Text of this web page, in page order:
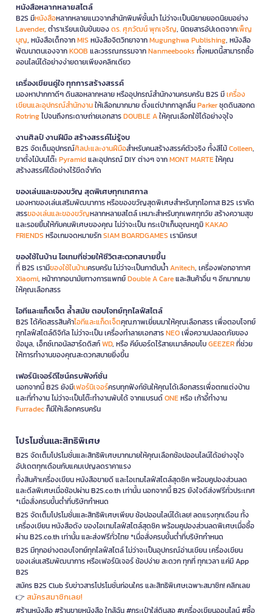
หนังสือหลากหลายสไตล์
B2S มีหนังสือหลากหลายแนวจากสำนักพิมพ์ชั้นนำ ไม่ว่าจะเป็นนิยายยอดนิยมอย่าง
Lavender, ตำราเรียนเข้มข้นของดร. ศุภวัฒน์ พุกเจริญ, นิตยสารอัปเดตจากเพ็ญ
บุญ, หนังสือเด็กจากMIS หนังสือจิตวิทยาจากMugunghwa Publishing, หนังสือ
พัฒนาตนเองจากKOOB และวรรณกรรมจากNanmeebooks ทั้งหมดนี้สามารถซื้อ
ออนไลน์ได้อย่างง่ายดายเพียงคลิกเดียว
เครื่องเขียนคู่ใจ ทุกการสร้างสรรค์
มองหาปากกาดีๆ ดินสอหลากหลาย หรืออุปกรณ์สำนักงานครบครัน B2S มีเครื่อง
เขียนและอุปกรณ์สำนักงานให้เลือกมากมาย ตั้งแต่ปากกาลูกลื่นParkerชุดดินสอกด
Rotringไปจนถึงกระดาษถ่ายเอกสารDOUBLE Aให้คุณเลือกใช้ได้อย่างจุใจ
งานศิลป์ งานฝีมือ สร้างสรรค์ไม่รู้จบ
B2S จัดเต็มอุปกรณ์ศิลปะและงานฝีมือสำหรับคนสร้างสรรค์ตัวจริง ทั้งสีไม้Colleen,
ขาตั้งไม้บนโต๊ะPyramidและอุปกรณ์ DIY ต่างๆ จากMONT MARTEให้คุณ
สร้างสรรค์ได้อย่างไร้ขีดจำกัด
ของเล่นและของขวัญ สุดพิเศษทุกเทศกาล
มองหาของเล่นเสริมพัฒนาการ หรือของขวัญสุดพิเศษสำหรับทุกโอกาส B2S เราคัด
สรรของเล่นและของขวัญหลากหลายสไตล์ เหมาะสำหรับทุกเพศทุกวัย สร้างความสุข
และรอยยิ้มให้กับคนพิเศษของคุณ ไม่ว่าจะเป็น กระเป๋าเก็บอุณหภูมิKAKAO
FRIENDS หรือเกมจดหมายรักSIAM BOARDGAMES เรามีครบ!
ของใช้ในบ้าน ไอเทมที่ช่วยให้ชีวิตสะดวกสบายขึ้น
ที่ B2S เรามีของใช้ในบ้านครบครัน ไม่ว่าจะเป็นกาต้มน้ำAnitech, เครื่องฟอกอากาศ
Xiaomi, หน้ากากอนามัยทางการแพทย์Double A Careและสินค้าอื่น ๆ อีกมากมาย
ให้คุณเลือกสรร
ไอทีและแก็ดเจ็ต ล้ำสมัย ตอบโจทย์ทุกไลฟ์สไตล์
B2S ได้คัดสรรสินค้าไอทีและแก็ดเจ็ตคุณภาพเยี่ยมมาให้คุณเลือกสรร เพื่อตอบโจทย์
ทุกไลฟ์สไตล์ดิจิทัล ไม่ว่าจะเป็น เครื่องทำลายเอกสารNEOเพื่อความปลอดภัยของ
ข้อมูล, เอ็กซ์เทอนัลฮาร์ดดิสก์WD, หรือ คีย์บอร์ดไร้สายเมาส์คอมโบGEEZERที่ช่วย
ให้การทำงานของคุณสะดวกสบายยิ่งขึ้น
เฟอร์นิเจอร์ดีไซน์ครบฟังก์ชั่น
นอกจากนี้ B2S ยังมีเฟอร์นิเจอร์ครบทุกฟังก์ชันให้คุณได้เลือกสรรเพื่อตกแต่งบ้าน
และที่ทำงาน ไม่ว่าจะเป็นโต๊ะทำงานพับได้ จากแบรนด์ONEหรือ เก้าอี้ทำงาน
Furradecก็มีให้เลือกครบครัน
โปรโมชั่นและสิทธิพิเศษ
B2S จัดเต็มโปรโมชั่นและสิทธิพิเศษมากมายให้คุณเลือกช้อปออนไลน์ได้อย่างจุใจ
อัปเดตทุกเดือนกับแคมเปญลดราคาแรง
ทั้งสินค้าเครื่องเขียน หนังสือขายดี และไอเทมไลฟ์สไตล์สุดชิค พร้อมคูปองส่วนลด
และดีลพิเศษเมื่อช้อปผ่าน B2S.co.th เท่านั้น นอกจากนี้ B2S ยังใจดีส่งฟรีทั่วประเทศ
*เมื่อสั่งครบขั้นต่ำที่บริษัทกำหนด
B2S จัดเต็มโปรโมชั่นและสิทธิพิเศษเพียบ ช้อปออนไลน์ได้เลย! ลดแรงทุกเดือน ทั้ง
เครื่องเขียน หนังสือดัง ของไอเทมไลฟ์สไตล์สุดชิค พร้อมคูปองส่วนลดพิเศษเมื่อซื้อ
ผ่าน B2S.co.th เท่านั้น และส่งฟรีทั่วไทย *เมื่อสั่งครบขั้นต่ำที่บริษัทกำหนด
B2S มีทุกอย่างตอบโจทย์ทุกไลฟ์สไตล์ ไม่ว่าจะเป็นอุปกรณ์อ่านเขียน เครื่องเขียน
ของเล่นเสริมพัฒนาการ หรือเฟอร์นิเจอร์ ช้อปง่าย สะดวก ทุกที่ ทุกเวลา แค่มี App
B2S
สมัคร B2S Club รับข่าวสารโปรโมชั่นก่อนใคร และสิทธิพิเศษเฉพาะสมาชิก! คลิกเลย
👉 สมัครสมาชิกเลย!
#ร้านหนังสือ #ร้านขายหนังสือ ใกล้ฉัน #กระเป๋าใส่ดินสอ #เครื่องเขียนออนไลน์ #ซื้อ